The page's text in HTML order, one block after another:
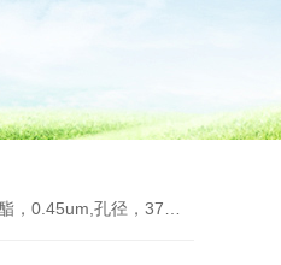
孔径，37mm直径